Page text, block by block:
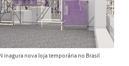
inagura nova loja temporária no Brasil